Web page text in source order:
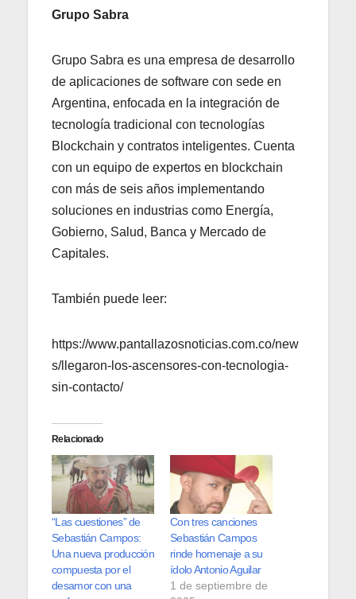
Grupo Sabra
Grupo Sabra es una empresa de desarrollo
de aplicaciones de software con sede en
Argentina, enfocada en la integración de
tecnología tradicional con tecnologías
Blockchain y contratos inteligentes. Cuenta
con un equipo de expertos en blockchain
con más de seis años implementando
soluciones en industrias como Energía,
Gobierno, Salud, Banca y Mercado de
Capitales.
También puede leer:
https://www.pantallazosnoticias.com.co/new
s/llegaron-los-ascensores-con-tecnologia-
sin-contacto/
Relacionado
“Las cuestiones” de
Sebastián Campos:
Una nueva producción
compuesta por el
desamor con una
Con tres canciones
Sebastián Campos
rinde homenaje a su
ídolo Antonio Aguilar
1 de septiembre de